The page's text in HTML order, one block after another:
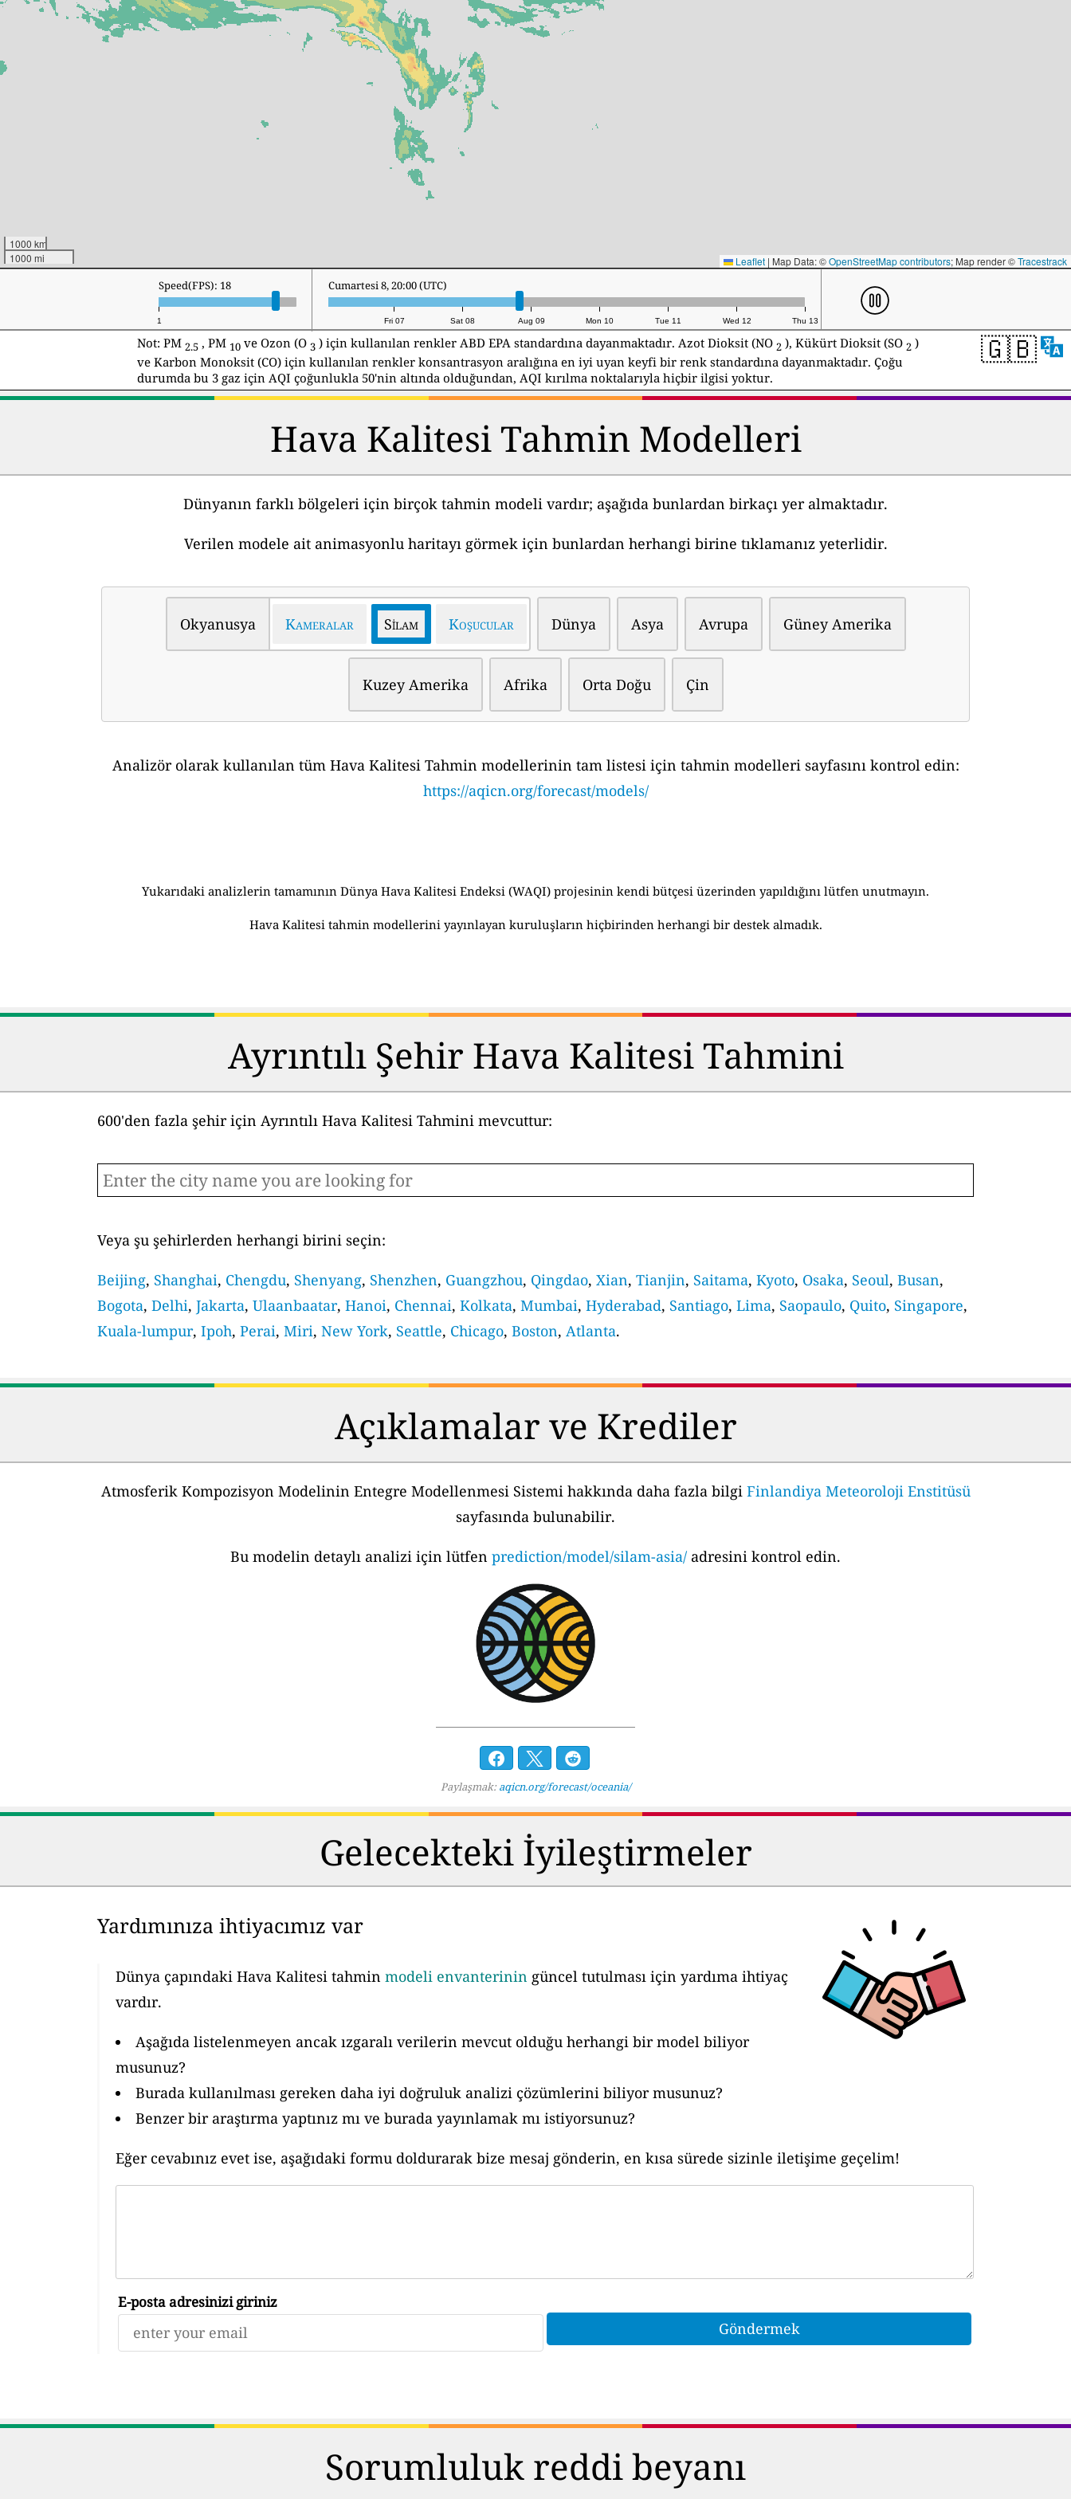
1000 km
1000 mi
Leaflet | Map Data: ©OpenStreetMap contributors; Map render ©Tracestrack
1
Speed(FPS): 18
Fri 07 Sat 08 Aug 09 Mon 10 Tue 11 Wed 12 Thu 13
Pazar 9, 15:00 (UTC)
🇬🇧
Not: PM 2.5 , PM 10 ve Ozon (O 3 ) için kullanılan renkler ABD EPA standardına dayanmaktadır. Azot Dioksit (NO 2 ), Kükürt Dioksit (SO 2 )
ve Karbon Monoksit (CO) için kullanılan renkler konsantrasyon aralığına en iyi uyan keyfi bir renk standardına dayanmaktadır. Çoğu
durumda bu 3 gaz için AQI çoğunlukla 50'nin altında olduğundan, AQI kırılma noktalarıyla hiçbir ilgisi yoktur.
Hava Kalitesi Tahmin Modelleri
Dünyanın farklı bölgeleri için birçok tahmin modeli vardır; aşağıda bunlardan birkaçı yer almaktadır.
Verilen modele ait animasyonlu haritayı görmek için bunlardan herhangi birine tıklamanız yeterlidir.
Okyanusya Kameralar Silam Koşucular Dünya Asya Avrupa Güney Amerika
Kuzey Amerika Afrika Orta Doğu Çin
Analizör olarak kullanılan tüm Hava Kalitesi Tahmin modellerinin tam listesi için tahmin modelleri sayfasını kontrol edin:
https://aqicn.org/forecast/models/
Yukarıdaki analizlerin tamamının Dünya Hava Kalitesi Endeksi (WAQI) projesinin kendi bütçesi üzerinden yapıldığını lütfen unutmayın.
Hava Kalitesi tahmin modellerini yayınlayan kuruluşların hiçbirinden herhangi bir destek almadık.
Ayrıntılı Şehir Hava Kalitesi Tahmini
600'den fazla şehir için Ayrıntılı Hava Kalitesi Tahmini mevcuttur:
Veya şu şehirlerden herhangi birini seçin:
Beijing, Shanghai, Chengdu, Shenyang, Shenzhen, Guangzhou, Qingdao, Xian, Tianjin, Saitama, Kyoto, Osaka, Seoul, Busan,
Bogota, Delhi, Jakarta, Ulaanbaatar, Hanoi, Chennai, Kolkata, Mumbai, Hyderabad, Santiago, Lima, Saopaulo, Quito, Singapore,
Kuala-lumpur, Ipoh, Perai, Miri, New York, Seattle, Chicago, Boston, Atlanta.
Açıklamalar ve Krediler
Atmosferik Kompozisyon Modelinin Entegre Modellenmesi Sistemi hakkında daha fazla bilgi Finlandiya Meteoroloji Enstitüsü
sayfasında bulunabilir.
Bu modelin detaylı analizi için lütfen prediction/model/silam-asia/ adresini kontrol edin.
Paylaşmak: aqicn.org/forecast/oceania/
Gelecekteki İyileştirmeler
Yardımınıza ihtiyacımız var
Dünya çapındaki Hava Kalitesi tahmin modeli envanterinin güncel tutulması için yardıma ihtiyaç
vardır.
Aşağıda listelenmeyen ancak ızgaralı verilerin mevcut olduğu herhangi bir model biliyor
musunuz?
Burada kullanılması gereken daha iyi doğruluk analizi çözümlerini biliyor musunuz?
Benzer bir araştırma yaptınız mı ve burada yayınlamak mı istiyorsunuz?
Eğer cevabınız evet ise, aşağıdaki formu doldurarak bize mesaj gönderin, en kısa sürede sizinle iletişime geçelim!
E-posta adresinizi giriniz
Sorumluluk reddi beyanı